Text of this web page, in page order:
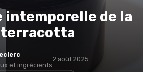
intemporelle de la
terracotta
et ingrédients
2 août 2025